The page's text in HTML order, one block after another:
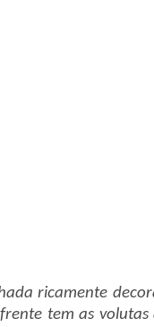
ricamente
tem as volutas